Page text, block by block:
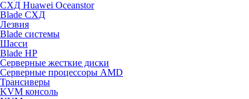
СХД Huawei Oceanstor
Blade СХД
Лезвия
Blade системы
Шасси
Blade HP
Серверные жесткие диски
Серверные процессоры AMD
Трансиверы
KVM консоль